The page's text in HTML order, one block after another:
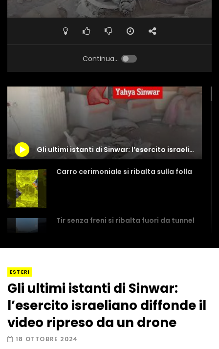
Continua...
Gli ultimi istanti di Sinwar: l’esercito israeliano diffonde il video ripreso da un drone
Carro cerimoniale si ribalta sulla folla
Tir senza freni si ribalta fuori da tunnel
Amiocuggino fa saltare in aria il drone
ESTERI
Gli ultimi istanti di Sinwar:
l’esercito israeliano diffonde il
video ripreso da un drone
18 OTTOBRE 2024